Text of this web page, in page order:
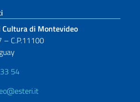
di Montevideo
– C.P.11100
54